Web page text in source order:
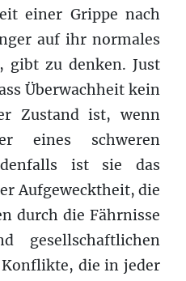
einer Grippe nach
auf ihr normales
gibt zu denken. Just
Überwachheit kein
Zustand ist, wenn
eines schweren
ist sie das
Aufgewecktheit, die
durch die Fährnisse
gesellschaftlichen
die in jeder